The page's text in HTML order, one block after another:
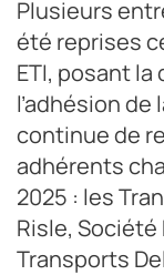
Plusieurs
été reprises
ETI, posant
l’adhésion
continue de
adhérents
2025 : les
Risle,
Transports